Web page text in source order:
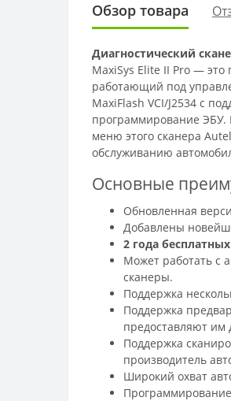
Обзор товара
Диагностический
MaxiSys Elite II Pro —
работающий под
MaxiFlash VCI/J2534 с
программирование ЭБУ.
меню этого сканера
обслуживанию
Основные
Обновленная
Добавлены
2 года
Может работать с
сканеры.
Поддержка
Поддержка
предоставляют им
Поддержка
производитель
Широкий охват